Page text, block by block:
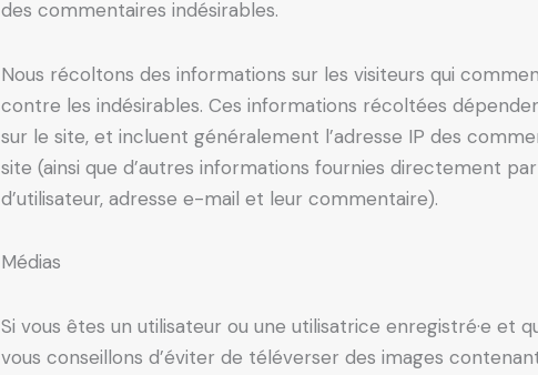
des commentaires indésirables.
Nous récoltons des informations sur les visiteurs qui
contre les indésirables. Ces informations récoltées
sur le site, et incluent généralement l’adresse IP des
site (ainsi que d’autres informations fournies directement
d’utilisateur, adresse e-mail et leur commentaire).
Médias
Si vous êtes un utilisateur ou une utilisatrice enregistré·e et
vous conseillons d’éviter de téléverser des images